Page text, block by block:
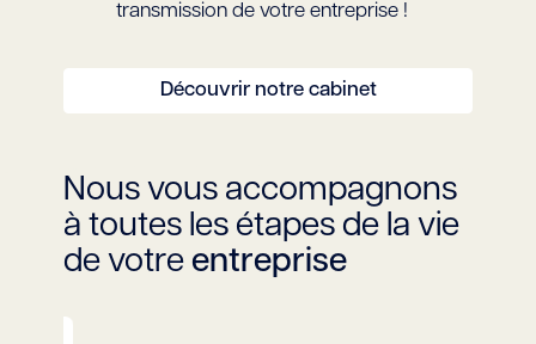
transmission de votre entreprise !
Découvrir notre cabinet
Nous vous accompagnons
à toutes les étapes de la vie
de votre entreprise